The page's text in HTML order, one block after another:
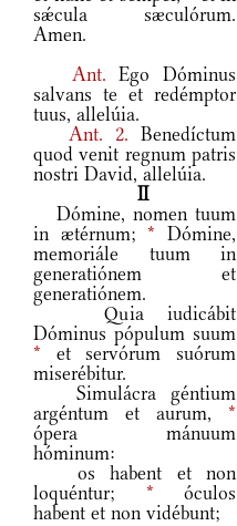
sǽcula sæculórum.
Amen.
Ant.Ego Dóminus
salvans te et redémptor
tuus, allelúia.
Ant. 2. Benedíctum
quod venit regnum patris
nostri David, allelúia.
II
Dómine, nomen tuum
in ætérnum;* Dómine,
memoriále tuum in
generatiónem et
generatiónem.
Quia iudicábit
Dóminus pópulum suum
* et servórum suórum
miserébitur.
Simulácra géntium
argéntum et aurum, *
ópera mánuum
hóminum:
os habent et non
loquéntur; * óculos
habent et non vidébunt;